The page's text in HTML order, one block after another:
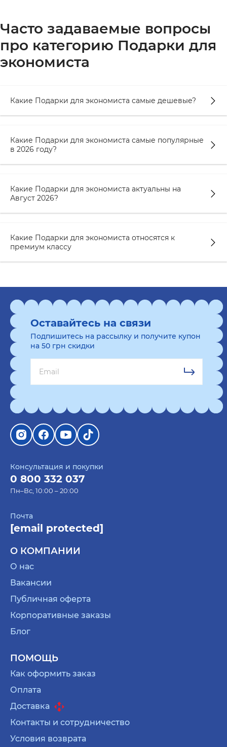
Часто задаваемые вопросы
про категорию Подарки для
экономиста
Какие Подарки для экономиста самые дешевые?
Какие Подарки для экономиста самые популярные
в 2026 году?
Какие Подарки для экономиста актуальны на
Август 2026?
Какие Подарки для экономиста относятся к
премиум классу
Консультация и покупки
0 800 332 037
Пн–Вс, 10:00 – 20:00
Почта
[email protected]
О КОМПАНИИ
О нас
Вакансии
Публичная оферта
Корпоративные заказы
Блог
ПОМОЩЬ
Как оформить заказ
Оплата
Доставка
Контакты и сотрудничество
Условия возврата
Оставайтесь на связи
Подпишитесь на рассылку и получите купон
на 50 грн скидки